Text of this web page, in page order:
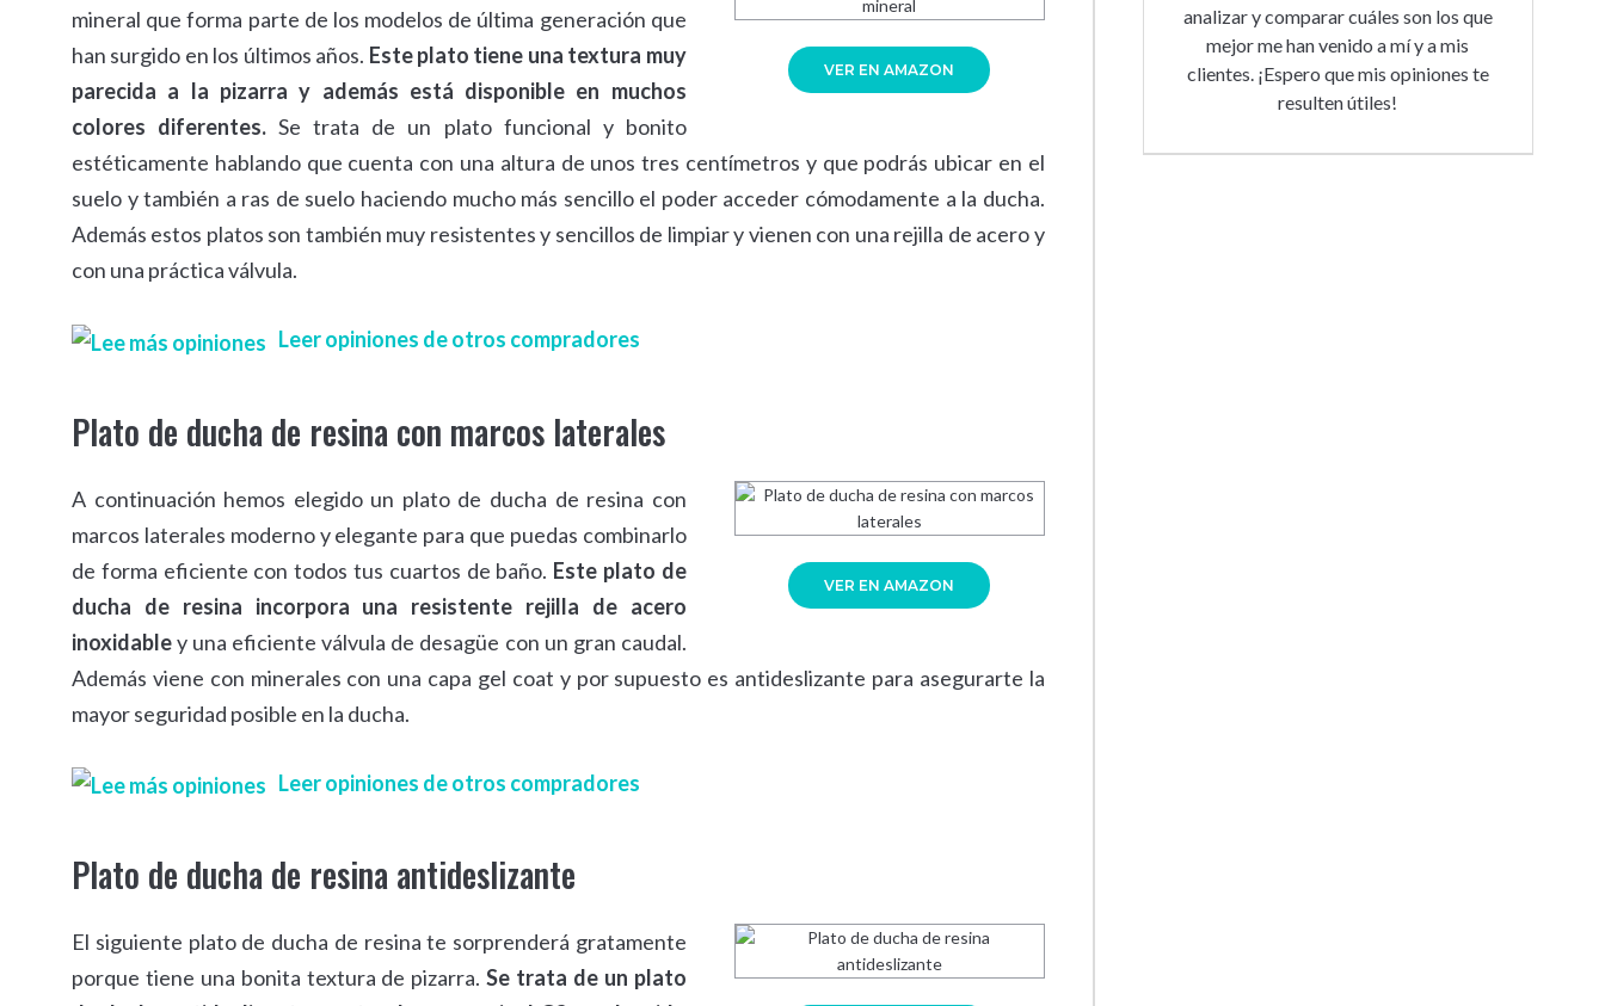
VER EN AMAZON
mineral que forma parte de los modelos de última generación que
han surgido en los últimos años. Este plato tiene una textura muy
parecida a la pizarra y además está disponible en muchos
colores diferentes. Se trata de un plato funcional y bonito
estéticamente hablando que cuenta con una altura de unos tres centímetros y que podrás ubicar en el
suelo y también a ras de suelo haciendo mucho más sencillo el poder acceder cómodamente a la ducha.
Además estos platos son también muy resistentes y sencillos de limpiar y vienen con una rejilla de acero y
con una práctica válvula.
Leer opiniones de otros compradores
Plato de ducha de resina con marcos laterales
VER EN AMAZON
A continuación hemos elegido un plato de ducha de resina con
marcos laterales moderno y elegante para que puedas combinarlo
de forma eficiente con todos tus cuartos de baño. Este plato de
ducha de resina incorpora una resistente rejilla de acero
inoxidabley una eficiente válvula de desagüe con un gran caudal.
Además viene con minerales con una capa gel coat y por supuesto es antideslizante para asegurarte la
mayor seguridad posible en la ducha.
Leer opiniones de otros compradores
Plato de ducha de resina antideslizante
El siguiente plato de ducha de resina te sorprenderá gratamente
porque tiene una bonita textura de pizarra.Se trata de un plato
analizar y comparar cuáles son los que
mejor me han venido a mí y a mis
clientes. ¡Espero que mis opiniones te
resulten útiles!